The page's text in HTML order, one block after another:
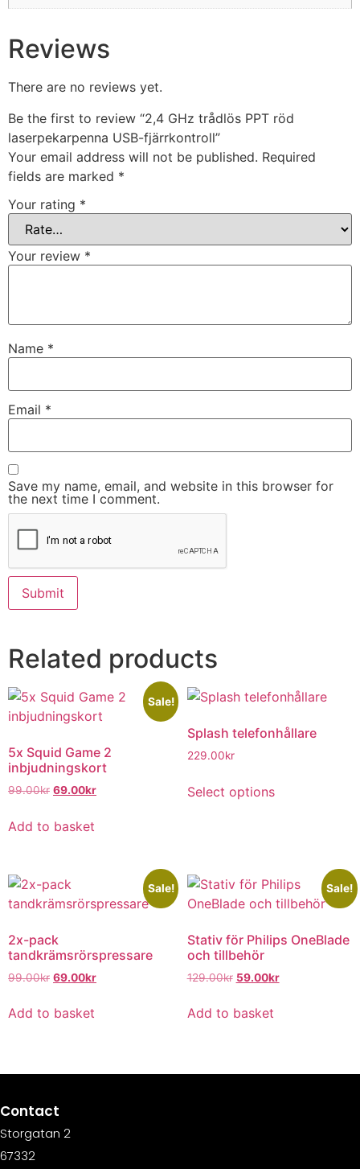
Reviews
There are no reviews yet.
Be the first to review “2,4 GHz trådlös PPT röd
laserpekarpenna USB-fjärrkontroll”
Your email address will not be published. Required
fields are marked *
Your rating *
Your review *
Name *
Email *
Save my name, email, and website in this browser for
the next time I comment.
Related products
Sale!
5x Squid Game 2
inbjudningskort
99.00kr 69.00kr
Add to basket
Splash telefonhållare
229.00kr
Select options
Sale!
2x-pack
tandkrämsrörspressare
99.00kr 69.00kr
Add to basket
Sale!
Stativ för Philips OneBlade
och tillbehör
129.00kr 59.00kr
Add to basket
Contact
Storgatan 2
67332